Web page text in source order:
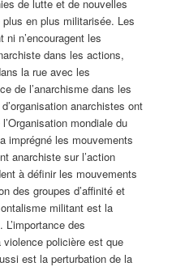
de lutte et de nouvelles
en plus militarisée. Les
ni n’encouragent les
dans les actions,
la rue avec les
de l’anarchisme dans les
anarchistes ont
mondiale du
imprégné les mouvements
anarchiste sur l’action
à définir les mouvements
des groupes d’affinité et
militant est la
L’importance des
policière est que
est la perturbation de la